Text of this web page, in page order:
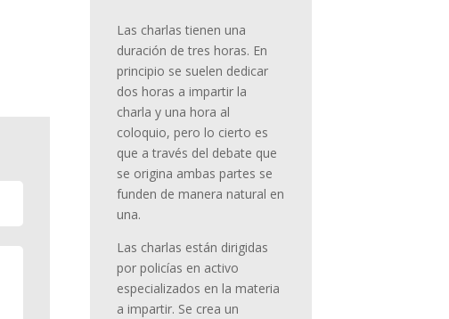
Las charlas tienen una
duración de tres horas. En
principio se suelen dedicar
dos horas a impartir la
charla y una hora al
coloquio, pero lo cierto es
que a través del debate que
se origina ambas partes se
funden de manera natural en
una.
Las charlas están dirigidas
por policías en activo
especializados en la materia
a impartir. Se crea un